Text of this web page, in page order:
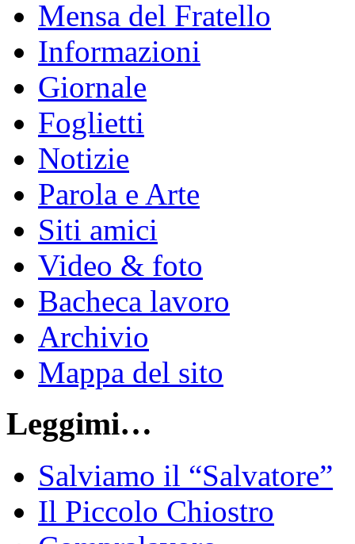
Mensa del Fratello
Informazioni
Giornale
Foglietti
Notizie
Parola e Arte
Siti amici
Video & foto
Bacheca lavoro
Archivio
Mappa del sito
Leggimi…
Salviamo il “Salvatore”
Il Piccolo Chiostro